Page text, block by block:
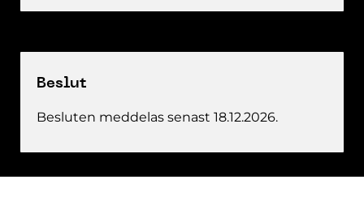
Beslut
Besluten meddelas senast 18.12.2026.